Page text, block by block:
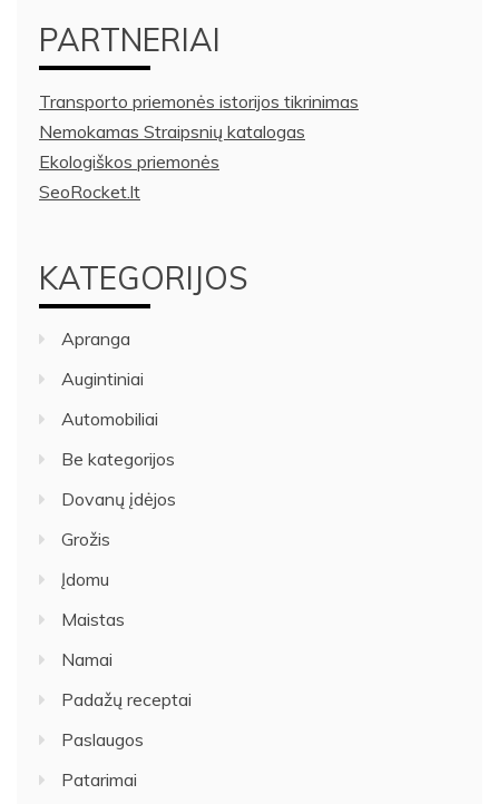
PARTNERIAI
Transporto priemonės istorijos tikrinimas
Nemokamas Straipsnių katalogas
Ekologiškos priemonės
SeoRocket.lt
KATEGORIJOS
Apranga
Augintiniai
Automobiliai
Be kategorijos
Dovanų įdėjos
Grožis
Įdomu
Maistas
Namai
Padažų receptai
Paslaugos
Patarimai